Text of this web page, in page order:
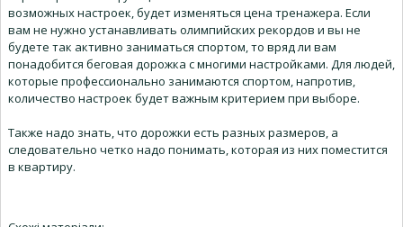
возможных настроек, будет изменяться цена тренажера. Если
вам не нужно устанавливать олимпийских рекордов и вы не
будете так активно заниматься спортом, то вряд ли вам
понадобится беговая дорожка с многими настройками. Для людей,
которые профессионально занимаются спортом, напротив,
количество настроек будет важным критерием при выборе.
Также надо знать, что дорожки есть разных размеров, а
следовательно четко надо понимать, которая из них поместится
в квартиру.